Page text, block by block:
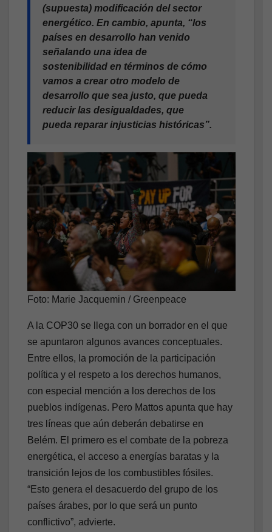
(supuesta) modificación del sector
energético. En cambio, apunta, “los
países en desarrollo han venido
señalando una idea de
sostenibilidad en términos de cómo
vamos a crear otro modelo de
desarrollo que sea justo, que pueda
reducir las desigualdades, que
pueda reparar injusticias históricas”.
Foto: Marie Jacquemin / Greenpeace
A la COP30 se llega con un borrador en el que
se apuntaron algunos avances conceptuales.
Entre ellos, la promoción de la participación
política y el respeto a los derechos humanos,
con especial mención a los derechos de los
pueblos indígenas. Pero Mattos apunta que hay
tres líneas que aún deberán debatirse en
Belém. El primero es el combate de la pobreza
energética, el acceso a energías baratas y la
transición lejos de los combustibles fósiles.
“Esto genera el desacuerdo del grupo de los
países árabes, por lo que será un punto
conflictivo”, advierte.